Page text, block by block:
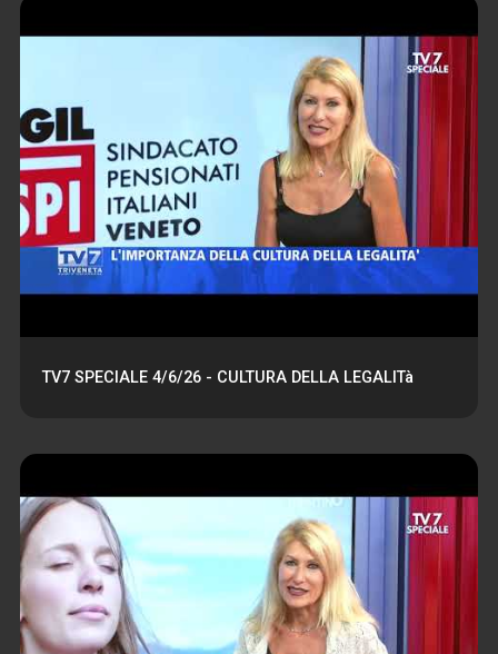
TV7 SPECIALE 4/6/26 - CULTURA DELLA LEGALITà